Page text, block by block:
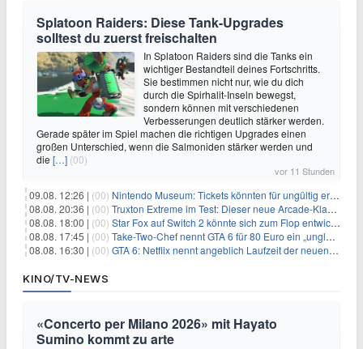
Splatoon Raiders: Diese Tank-Upgrades
solltest du zuerst freischalten
In Splatoon Raiders sind die Tanks ein
wichtiger Bestandteil deines Fortschritts.
Sie bestimmen nicht nur, wie du dich
durch die Spirhalit-Inseln bewegst,
sondern können mit verschiedenen
Verbesserungen deutlich stärker werden.
Gerade später im Spiel machen die richtigen Upgrades einen
großen Unterschied, wenn die Salmoniden stärker werden und
die […] (00)
vor 11 Stunden
09.08. 12:26 | (00) Nintendo Museum: Tickets könnten für ungültig erklärt werden!
08.08. 20:36 | (00) Truxton Extreme im Test: Dieser neue Arcade-Klassiker verzeiht dir gar nichts
08.08. 18:00 | (00) Star Fox auf Switch 2 könnte sich zum Flop entwickeln
08.08. 17:45 | (00) Take-Two-Chef nennt GTA 6 für 80 Euro ein „unglaubliches Schnäppchen“
08.08. 16:30 | (00) GTA 6: Netflix nennt angeblich Laufzeit der neuen Gameplay-Präsentation
KINO/TV-NEWS
«Concerto per Milano 2026» mit Hayato
Sumino kommt zu arte